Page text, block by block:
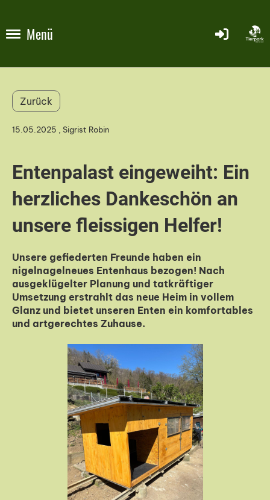
Menü
Zurück
15.05.2025 , Sigrist Robin
Entenpalast eingeweiht: Ein
herzliches Dankeschön an
unsere fleissigen Helfer!
Unsere gefiederten Freunde haben ein
nigelnagelneues Entenhaus bezogen! Nach
ausgeklügelter Planung und tatkräftiger
Umsetzung erstrahlt das neue Heim in vollem
Glanz und bietet unseren Enten ein komfortables
und artgerechtes Zuhause.